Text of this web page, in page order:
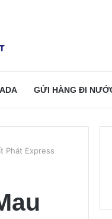
GỬI HÀNG ĐI
Phát Express